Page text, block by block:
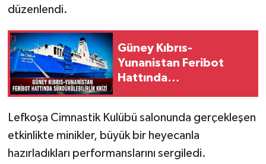
düzenlendi.
Güney Kıbrıs-
Yunanistan Feribot
Hattında
Lefkoşa Cimnastik Kulübü salonunda gerçekleşen
etkinlikte minikler, büyük bir heyecanla
hazırladıkları performanslarını sergiledi.